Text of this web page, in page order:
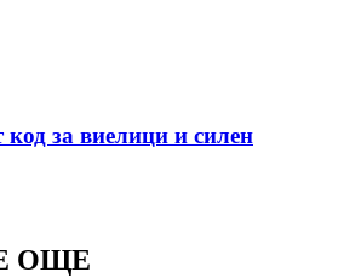
за виелици и силен
ОЩЕ